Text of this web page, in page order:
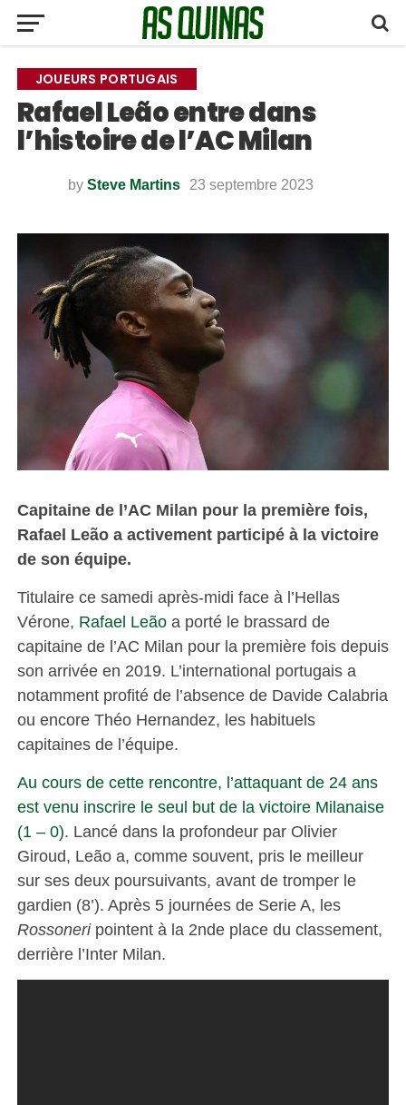
JOUEURS PORTUGAIS
Rafael Leão entre dans
l’histoire de l’AC Milan
by Steve Martins 23 septembre 2023
Capitaine de l’AC Milan pour la première fois,
Rafael Leão a activement participé à la victoire
de son équipe.
Titulaire ce samedi après-midi face à l’Hellas
Vérone, Rafael Leãoa porté le brassard de
capitaine de l’AC Milan pour la première fois depuis
son arrivée en 2019. L’international portugais a
notamment profité de l’absence de Davide Calabria
ou encore Théo Hernandez, les habituels
capitaines de l’équipe.
Au cours de cette rencontre, l’attaquant de 24 ans
est venu inscrire le seul but de la victoire Milanaise
(1 – 0). Lancé dans la profondeur par Olivier
Giroud, Leão a, comme souvent, pris le meilleur
sur ses deux poursuivants, avant de tromper le
gardien (8’). Après 5 journées de Serie A, les
Rossoneripointent à la 2nde place du classement,
derrière l’Inter Milan.